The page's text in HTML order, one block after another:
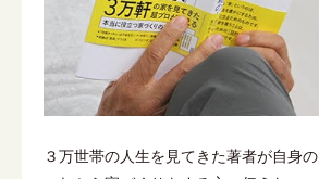
３万世帯の人生を見てきた著者が自身